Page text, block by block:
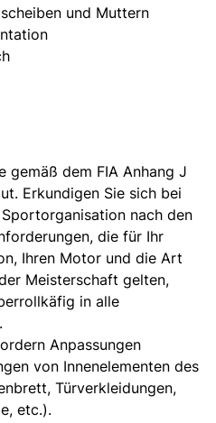
und Muttern
gemäß dem FIA Anhang J
Erkundigen Sie sich bei
nach den
die für Ihr
Ihren Motor und die Art
Meisterschaft gelten,
in alle
Anpassungen
von Innenelementen des
Türverkleidungen,
etc.).